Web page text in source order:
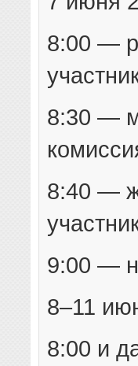
8:00 —
8:30 —
8:40 —
9:00 —
8–11
8:00 и